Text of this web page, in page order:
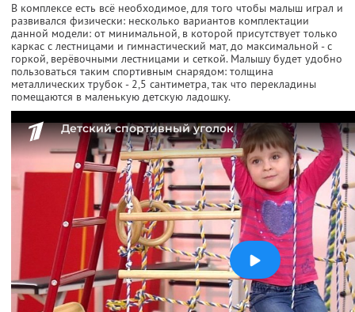
В комплексе есть всё необходимое, для того чтобы малыш играл и
развивался физически: несколько вариантов комплектации
данной модели: от минимальной, в которой присутствует только
каркас с лестницами и гимнастический мат, до максимальной - с
горкой, верёвочными лестницами и сеткой. Малышу будет удобно
пользоваться таким спортивным снарядом: толщина
металлических трубок - 2,5 сантиметра, так что перекладины
помещаются в маленькую детскую ладошку.